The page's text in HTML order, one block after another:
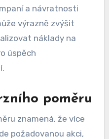
a návratnosti
výrazně zvýšit
náklady na
úspěch
poměru
znamená, že více
požadovanou akci,